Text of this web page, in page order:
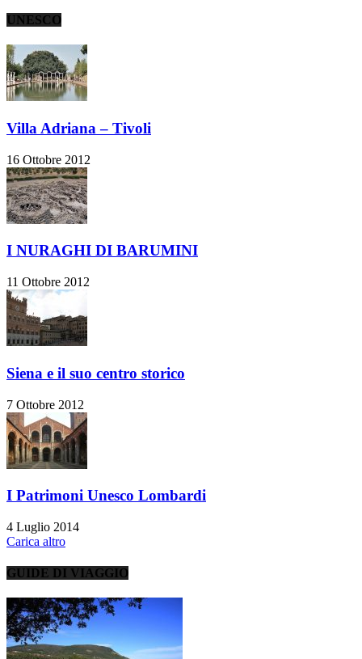
UNESCO
Villa Adriana – Tivoli
16 Ottobre 2012
I NURAGHI DI BARUMINI
11 Ottobre 2012
Siena e il suo centro storico
7 Ottobre 2012
I Patrimoni Unesco Lombardi
4 Luglio 2014
Carica altro
GUIDE DI VIAGGIO